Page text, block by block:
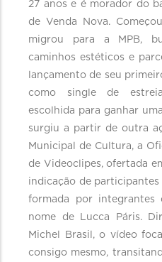
27 anos e é morador do
de Venda Nova.
migrou para a MPB,
caminhos estéticos e
lançamento de seu
como single de
escolhida para ganhar
surgiu a partir de outra
Municipal de Cultura, a
de Videoclipes, ofertada
indicação de
formada por
nome de Lucca Páris.
Michel Brasil, o vídeo
consigo mesmo,